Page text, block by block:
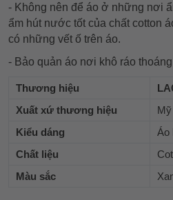
- Không nên để áo ở những nơi
ẩm hút nước tốt của chất cotton
có những vết ố trên áo.
- Bảo quản áo nơi khô ráo
Thương hiệu
Xuất xứ thương hiệu
Mỹ
Kiểu dáng
Áo
Chất liệu
Màu sắc